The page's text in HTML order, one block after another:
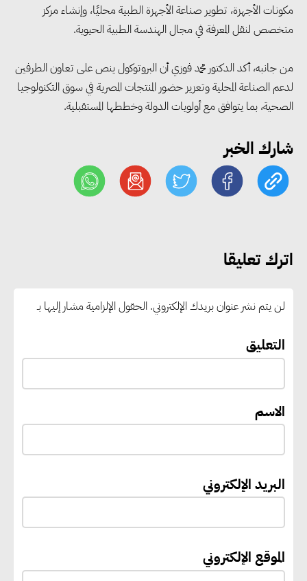
مكونات الأجهزة، تطوير صناعة الأجهزة الطبية محليًا، وإنشاء مركز
متخصص لنقل المعرفة في مجال الهندسة الطبية الحيوية.
من جانبه، أكد الدكتور محمد فوزي أن البروتوكول ينص على تعاون الطرفين
لدعم الصناعة المحلية وتعزيز حضور المنتجات المصرية في سوق التكنولوجيا
الصحية، بما يتوافق مع أولويات الدولة وخططها المستقبلية.
شارك الخبر
اترك تعليقا
لن يتم نشر عنوان بريدك الإلكتروني. الحقول الإلزامية مشار إليها بـ
التعليق
الاسم
البريد الإلكتروني
الموقع الإلكتروني
مجلس الوزراء: تراجع معدل
البطالة في مصر إلى 5.8% خلال
الربع الثاني من 2026
الصين تعزيز الشراكات الصناعية
وجذب استثمارات جديدة إلى مصر
الانتظار حتى نهاية المرحلة
رئيس الوزراء يستقبل المدير العام
يعمل على تطوير موقعه الإلكتروني
حوكمة ملف الإعاقة في مصر
مليون جنيه إسترليني لدعم توسع